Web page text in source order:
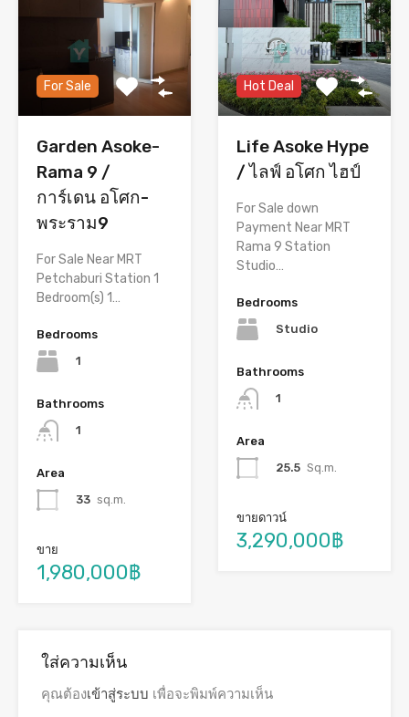
For Sale
Garden Asoke-
Rama 9 /
การ์เดน อโศก-
พระราม9
For Sale Near MRT
Petchaburi Station 1
Bedroom(s) 1…
Bedrooms
1
Bathrooms
1
Area
33 sq.m.
ขาย
1,980,000฿
Hot Deal
Life Asoke Hype
/ ไลฟ์ อโศก ไฮป์
For Sale down
Payment Near MRT
Rama 9 Station
Studio…
Bedrooms
Studio
Bathrooms
1
Area
25.5 Sq.m.
ขายดาวน์
3,290,000฿
ใส่ความเห็น
คุณต้องเข้าสู่ระบบ เพื่อจะพิมพ์ความเห็น